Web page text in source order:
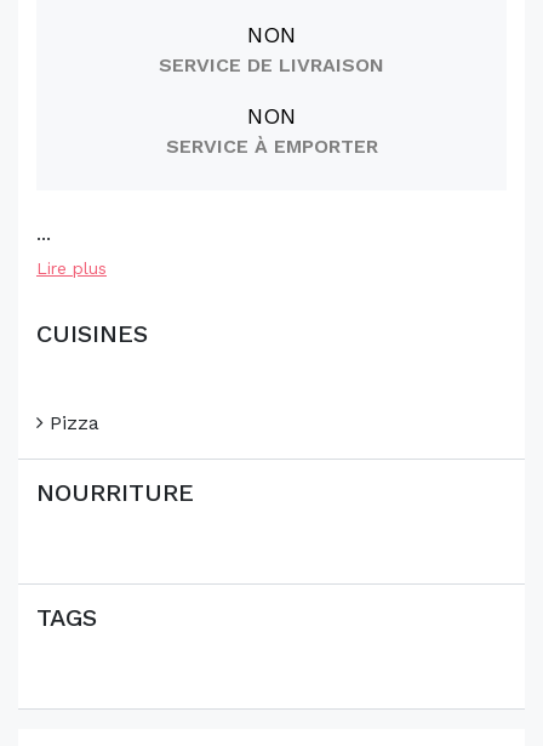
NON
SERVICE DE LIVRAISON
NON
SERVICE À EMPORTER
...
Lire plus
CUISINES
Pizza
NOURRITURE
TAGS